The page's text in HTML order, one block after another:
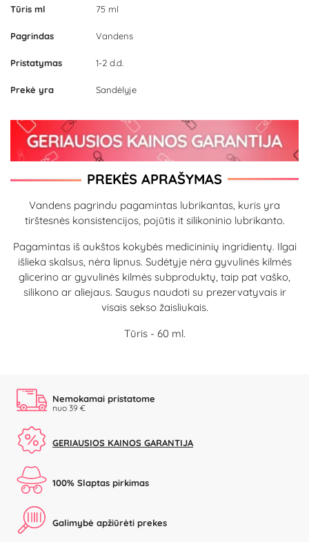
Tūris ml 75 ml
Pagrindas Vandens
Pristatymas 1-2 d.d.
Prekė yra Sandėlyje
PREKĖS APRAŠYMAS
Vandens pagrindu pagamintas lubrikantas, kuris yra
tirštesnės konsistencijos, pojūtis it silikoninio lubrikanto.
Pagamintas iš aukštos kokybės medicininių ingridientų. Ilgai
išlieka skalsus, nėra lipnus. Sudėtyje nėra gyvulinės kilmės
glicerino ar gyvulinės kilmės subproduktų, taip pat vaško,
silikono ar aliejaus. Saugus naudoti su prezervatyvais ir
visais sekso žaisliukais.
Tūris - 60 ml.
Nemokamai pristatome
nuo 39 €
GERIAUSIOS KAINOS GARANTIJA
100% Slaptas pirkimas
Galimybė apžiūrėti prekes